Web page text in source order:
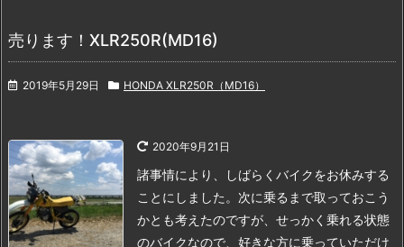
売ります！XLR250R(MD16)
2019年5月29日 HONDA XLR250R（MD16）
2020年9月21日
諸事情により、しばらくバイクをお休みする
ことにしました。 次に乗るまで取っておこう
かとも考えたのですが、せっかく乗れる状態
のバイクなので、好きな方に乗っていただけ